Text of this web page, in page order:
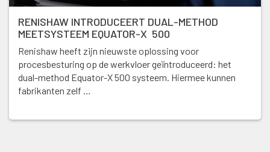
RENISHAW INTRODUCEERT DUAL-METHOD
MEETSYSTEEM EQUATOR-X 500
Renishaw heeft zijn nieuwste oplossing voor
procesbesturing op de werkvloer geïntroduceerd: het
dual-method Equator-X 500 systeem. Hiermee kunnen
fabrikanten zelf …